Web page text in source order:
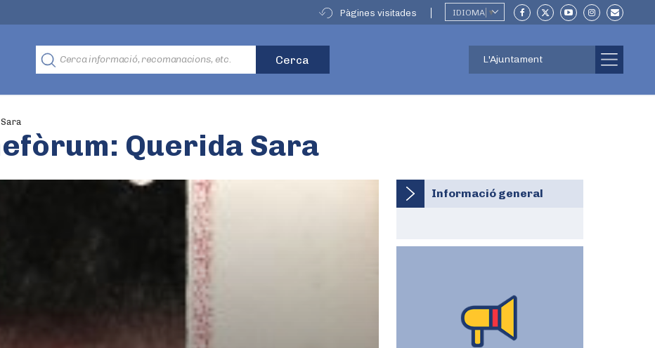
Pàgines visitades IDIOMA ▼
L'Ajuntament
Querida Sara
Informació general